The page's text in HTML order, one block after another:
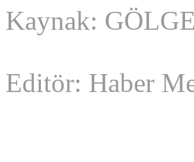
Kaynak:
Editör: Haber